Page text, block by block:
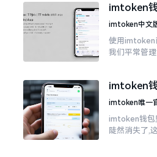
imtoken
老手教你
imtoken中文
使用imtoken
我们平常管
许许多多的
imtoken
办？老用
imtoken唯一
imtoken钱包
陡然消失了,